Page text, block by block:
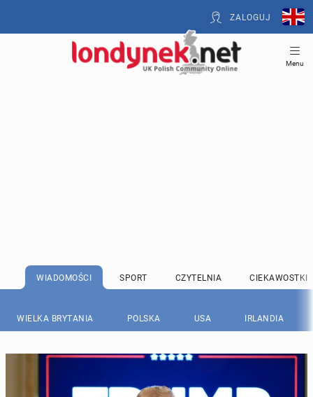
ZALOGUJ
Menu
WIADOMOŚCI SPORT CZYTELNIA CIEKAWOSTKI
WIELKA BRYTANIA POLSKA USA IRLANDIA